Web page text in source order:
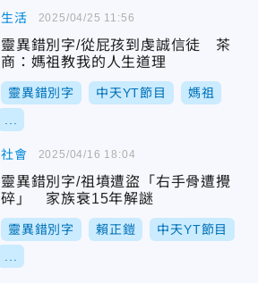
生活
靈異錯別字/從屁孩到虔誠信徒 茶
商：媽祖教我的人生道理
靈異錯別字 中天YT節目 媽祖
2025/04/25 11:56
社會
靈異錯別字/祖墳遭盜「右手骨遭攪
碎」 家族衰15年解謎
靈異錯別字 賴正鎧 中天YT節目
2025/04/16 18:04